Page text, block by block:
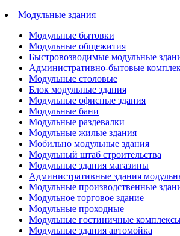
Модульные здания
Модульные бытовки
Модульные общежития
Быстровозводимые модульные
Административно-бытовые
Модульные столовые
Блок модульные здания
Модульные офисные здания
Модульные бани
Модульные раздевалки
Модульные жилые здания
Мобильно модульные здания
Модульный штаб строительства
Модульные здания магазины
Административные здания
Модульные производственные
Модульное торговое здание
Модульные проходные
Модульные гостиничные
Модульные здания автомойка